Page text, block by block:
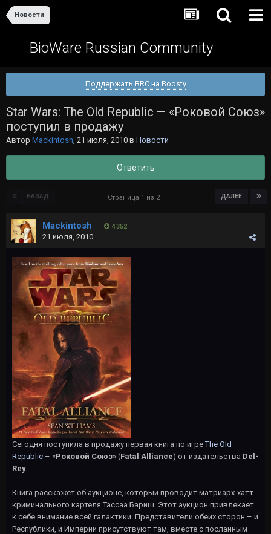
Новости
BioWare Russian Community
Поддержать BRC на Boosty
Star Wars: The Old Republic — «Роковой Союз»
поступил в продажу
Автор Mackintosh, 21 июля, 2010 в Новости
Ответить
НАЗАД ДАЛЕЕ
Страница 1 из 2
Mackintosh 4 352
21 июля, 2010
Сегодня поступила в продажу первая книга по игреThe Old
Republic – «Роковой Союз» (Fatal Alliance) от издательства Del-
Rey.
Книга расскажет об аукционе, который проводит матриарх-хатт
криминального картеля Тассаа Бариш. Этот аукцион привлекает
к себе внимание всей галактики. Представители обеих сторон – и
Республики, и Империи присутствуют там, вместе с посланным